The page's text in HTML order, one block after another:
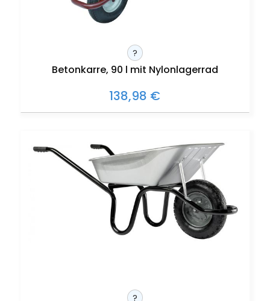
?
Betonkarre, 90 l mit Nylonlagerrad
138,98 €
?